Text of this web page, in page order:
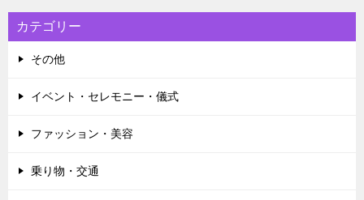
カテゴリー
その他
イベント・セレモニー・儀式
ファッション・美容
乗り物・交通